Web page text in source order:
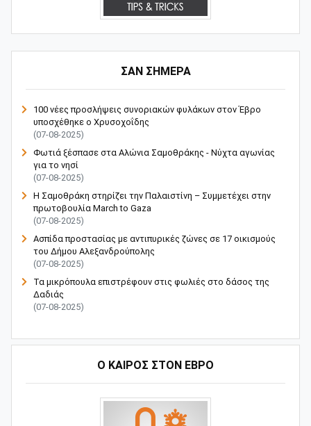
ΣΑΝ ΣΗΜΕΡΑ
100 νέες προσλήψεις συνοριακών φυλάκων στον Έβρο
υποσχέθηκε ο Χρυσοχοΐδης
(07-08-2025)
Φωτιά ξέσπασε στα Αλώνια Σαμοθράκης - Νύχτα αγωνίας
για το νησί
(07-08-2025)
Η Σαμοθράκη στηρίζει την Παλαιστίνη – Συμμετέχει στην
πρωτοβουλία March to Gaza
(07-08-2025)
Ασπίδα προστασίας με αντιπυρικές ζώνες σε 17 οικισμούς
του Δήμου Αλεξανδρούπολης
(07-08-2025)
Τα μικρόπουλα επιστρέφουν στις φωλιές στο δάσος της
Δαδιάς
(07-08-2025)
Ο ΚΑΙΡΟΣ ΣΤΟΝ ΕΒΡΟ